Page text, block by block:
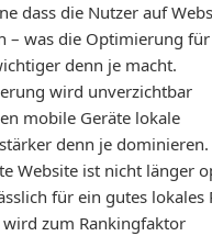
dass die Nutzer auf
– was die Optimierung
denn je macht.
wird unverzichtbar
mobile Geräte lokale
denn je dominieren.
Website ist nicht länger
für ein gutes lokales
zum Rankingfaktor